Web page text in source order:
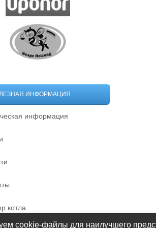
ИНФОРМАЦИЯ
информация
котла
cookie-файлы для наилучшего